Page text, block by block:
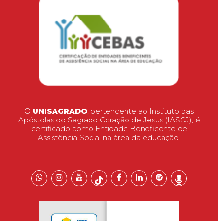
O UNISAGRADO, pertencente ao Instituto das
Apóstolas do Sagrado Coração de Jesus (IASCJ), é
certificado como Entidade Beneficente de
Assistência Social na área da educação.